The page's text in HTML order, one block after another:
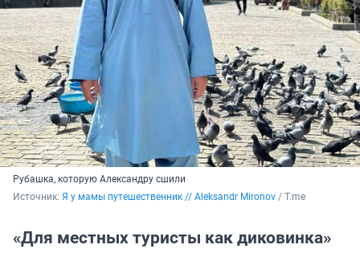
Рубашка, которую Александру сшили
Источник: Я у мамы путешественник // Aleksandr Mironov / Т.me
«Для местных туристы как диковинка»